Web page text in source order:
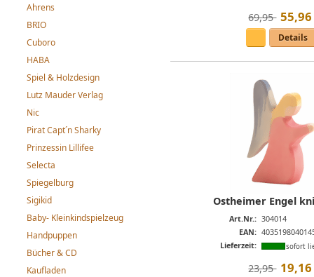
Ahrens
BRIO
Cuboro
HABA
Spiel & Holzdesign
Lutz Mauder Verlag
Nic
Pirat Capt´n Sharky
Prinzessin Lillifee
Selecta
Spiegelburg
Sigikid
Baby- Kleinkindspielzeug
Handpuppen
Bücher & CD
Kaufladen
69,95  55,96
Details
Ostheimer Engel
Art.Nr.: 304014
EAN:
Lieferzeit:
sofort
23,95  19,16